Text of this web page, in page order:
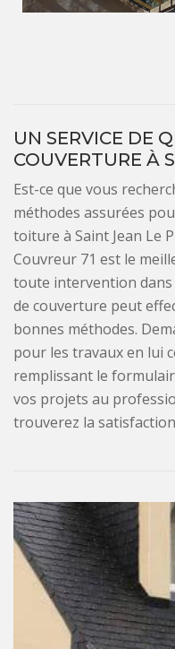
UN SERVICE DE
COUVERTURE À
Est-ce que vous
méthodes assurées
toiture à Saint Jean Le
Couvreur 71 est le
toute intervention dans
de couverture peut
bonnes méthodes.
pour les travaux en lui
remplissant le
vos projets au
trouverez la